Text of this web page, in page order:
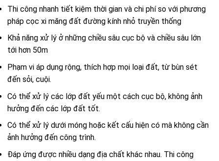
Thi công nhanh tiết kiệm thời gian và chi phí so với phương
pháp cọc xi măng đất đường kính nhỏ truyền thống
Khả năng xử lý ở những chiều sâu cục bộ và chiều sâu lớn
tới hơn 50m
Phạm vi áp dụng rộng, thích hợp mọi loại đất, từ bùn sét
đến sỏi, cuội.
Có thể xử lý các lớp đất yếu một cách cục bộ, không ảnh
hưởng đến các lớp đất tốt.
Có thể xử lý dưới móng hoặc kết cấu hiện có mà không cần
ảnh hưởng đến công trình.
Đáp ứng được nhiều dạng địa chất khác nhau. Thi công